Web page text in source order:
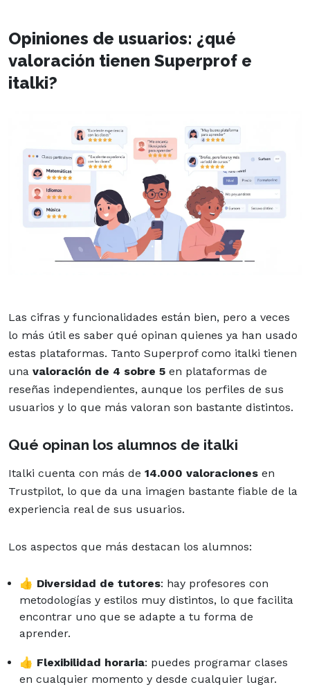
Opiniones de usuarios: ¿qué
valoración tienen Superprof e
italki?
Las cifras y funcionalidades están bien, pero a veces
lo más útil es saber qué opinan quienes ya han usado
estas plataformas. Tanto Superprof como italki tienen
una valoración de 4 sobre 5 en plataformas de
reseñas independientes, aunque los perfiles de sus
usuarios y lo que más valoran son bastante distintos.
Qué opinan los alumnos de italki
Italki cuenta con más de 14.000 valoraciones en
Trustpilot, lo que da una imagen bastante fiable de la
experiencia real de sus usuarios.
Los aspectos que más destacan los alumnos:
👍 Diversidad de tutores: hay profesores con
metodologías y estilos muy distintos, lo que facilita
encontrar uno que se adapte a tu forma de
aprender.
👍 Flexibilidad horaria: puedes programar clases
en cualquier momento y desde cualquier lugar.